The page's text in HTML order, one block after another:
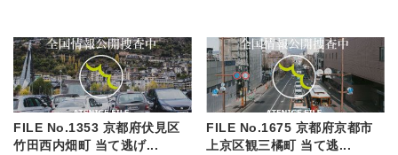
FILE No.1353 京都府伏見区
竹田西内畑町 当て逃げ...
FILE No.1675 京都府京都市
上京区観三橘町 当て逃...